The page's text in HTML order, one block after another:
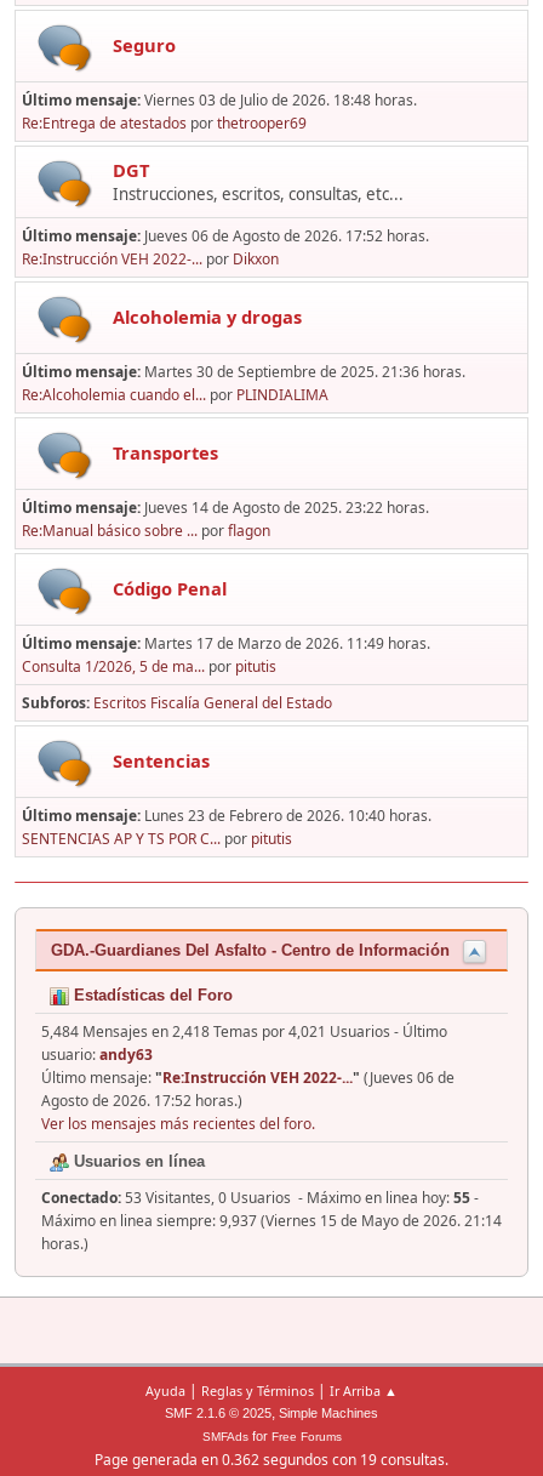
Seguro
Último mensaje:Viernes 03 de Julio de 2026. 18:48 horas.
Re:Entrega de atestados porthetrooper69
DGT
Instrucciones, escritos, consultas, etc...
Último mensaje: Jueves 06 de Agosto de 2026. 17:52 horas.
Re:Instrucción VEH 2022-... por Dikxon
Alcoholemia y drogas
Último mensaje: Martes 30 de Septiembre de 2025. 21:36 horas.
Re:Alcoholemia cuando el... por PLINDIALIMA
Transportes
Último mensaje: Jueves 14 de Agosto de 2025. 23:22 horas.
Re:Manual básico sobre ... porflagon
Código Penal
Último mensaje: Martes 17 de Marzo de 2026. 11:49 horas.
Consulta 1/2026, 5 de ma... por pitutis
Subforos Escritos Fiscalía General del Estado
Sentencias
Último mensaje: Lunes 23 de Febrero de 2026. 10:40 horas.
SENTENCIAS AP Y TS POR C... por pitutis
GDA.-Guardianes Del Asfalto - Centro de Información
Estadísticas del Foro
5,484 Mensajes en 2,418 Temas por 4,021 Usuarios - Último
usuario:andy63
Último mensaje:"Re:Instrucción VEH 2022-..." (Jueves 06 de
Agosto de 2026. 17:52 horas.)
Ver los mensajes más recientes del foro.
Usuarios en línea
Conectado:53 Visitantes, 0 Usuarios - Máximo en linea hoy:55-
Máximo en linea siempre: 9,937 (Viernes 15 de Mayo de 2026. 21:14
horas.)
Ayuda | Reglas y Términos | Ir Arriba ▲
SMF 2.1.6 © 2025, Simple Machines
SMFAdsfor Free Forums
Page generada en 0.362 segundos con 19 consultas.